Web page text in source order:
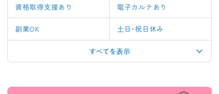
資格取得支援あり 電子カルテあり
副業OK 土日・祝日休み
すべてを表示